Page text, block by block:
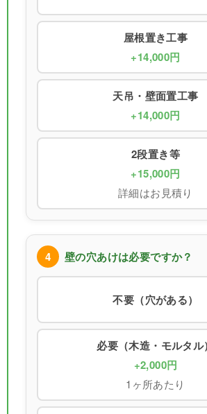
屋根置き工事
+14,000円
天吊・壁面置工事
+14,000円
2段置き等
+15,000円
詳細はお見積り
4 壁の穴あけは必要ですか？
不要（穴がある）
必要（木造・モルタル）
+2,000円
1ヶ所あたり